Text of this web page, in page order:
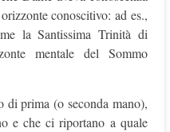
conoscitivo: ad es.,
la Santissima Trinità di
mentale del Sommo
di prima (o seconda mano),
e che ci riportano a quale